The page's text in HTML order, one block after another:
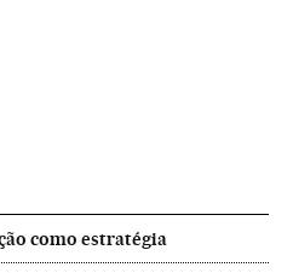
como estratégia